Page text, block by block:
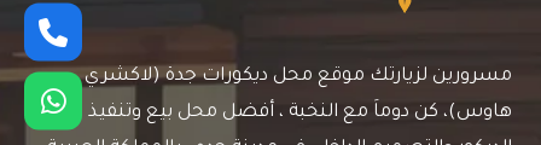
مسرورين لزيارتك موقع محل ديكورات جدة (لاكشري
هاوس)، كن دوماَ مع النخبة ، أفضل محل بيع وتنفيذ اعمال